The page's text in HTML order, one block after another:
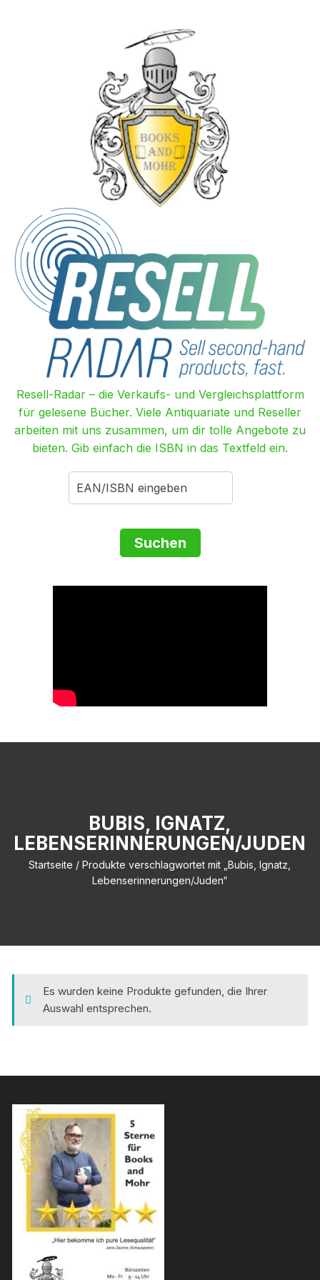
Resell-Radar – die Verkaufs- und Vergleichsplattform
für gelesene Bücher. Viele Antiquariate und Reseller
arbeiten mit uns zusammen, um dir tolle Angebote zu
bieten. Gib einfach die ISBN in das Textfeld ein.
BUBIS, IGNATZ,
LEBENSERINNERUNGEN/JUDEN
Startseite / Produkte verschlagwortet mit „Bubis, Ignatz,
Lebenserinnerungen/Juden“
Es wurden keine Produkte gefunden, die Ihrer
Auswahl entsprechen.